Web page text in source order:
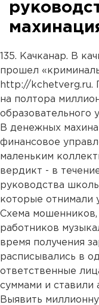
135. Качканар. В
прошел
http://kchetverg.ru.
на полтора
образовательного
В денежных
финансовое
маленьким
вердикт - в
руководства
которые отнимали
Схема
работников
время получения
расписывались в
ответственные
суммами и ставили
Выявить